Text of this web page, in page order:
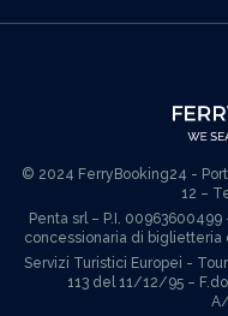
© 2024 FerryBooking24 -
12 –
Penta srl – P.I.
concessionaria di
Servizi Turistici Europei -
113 del 11/12/95 –